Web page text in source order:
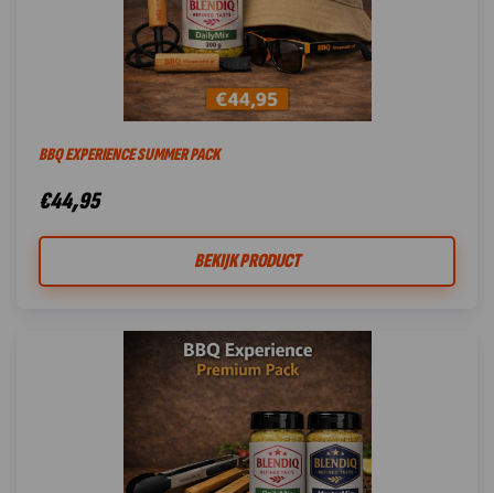
BBQ EXPERIENCE SUMMER PACK
€44,95
BEKIJK PRODUCT